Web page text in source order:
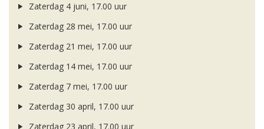
Zaterdag 4 juni, 17.00 uur
Zaterdag 28 mei, 17.00 uur
Zaterdag 21 mei, 17.00 uur
Zaterdag 14 mei, 17.00 uur
Zaterdag 7 mei, 17.00 uur
Zaterdag 30 april, 17.00 uur
Zaterdag 23 april, 17.00 uur